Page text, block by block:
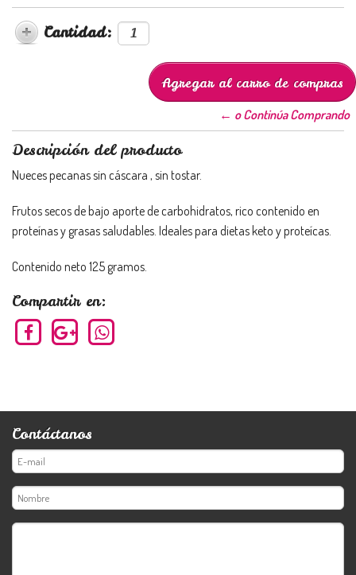
Cantidad:
← o Continúa Comprando
Descripción del producto
Nueces pecanas sin cáscara , sin tostar.
Frutos secos de bajo aporte de carbohidratos, rico contenido en
proteínas y grasas saludables. Ideales para dietas keto y proteícas.
Contenido neto 125 gramos.
Compartir en:
Contáctanos